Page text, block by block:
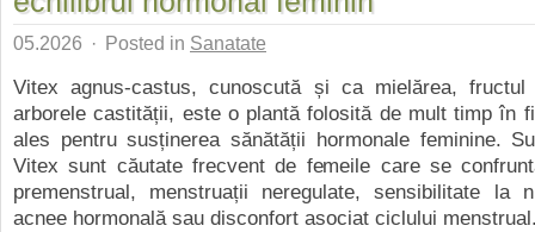
05.2026 · Posted in Sanatate
Vitex agnus-castus, cunoscută și ca mielărea,
arborele castității, este o plantă folosită de mult timp în
ales pentru susținerea sănătății hormonale feminine.
Vitex sunt căutate frecvent de femeile care se
premenstrual, menstruații neregulate, sensibilitate la
acnee hormonală sau disconfort asociat ciclului